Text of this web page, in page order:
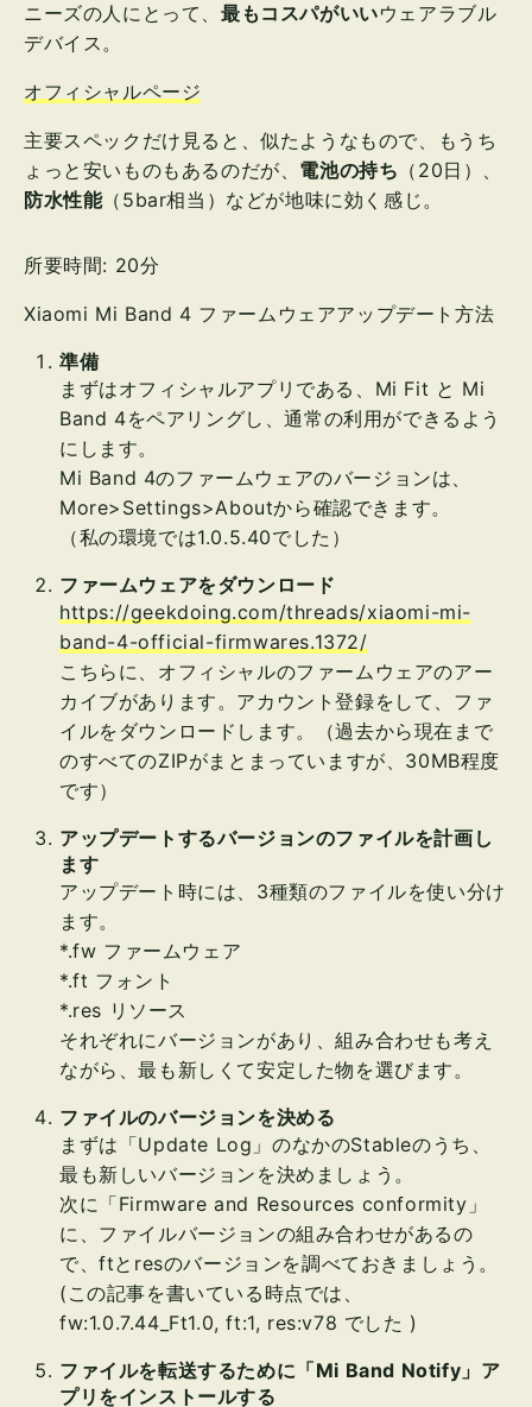
ニーズの人にとって、 最もコスパがいいウェアラブル
デバイス。
オフィシャルページ
主要スペックだけ見ると、似たようなもので、もうち
ょっと安いものもあるのだが、 電池の持ち （20日）、
防水性能（5bar相当）などが地味に効く感じ。
所要時間: 20分
Xiaomi Mi Band 4 ファームウェアアップデート方法
準備
まずはオフィシャルアプリである、Mi Fit と Mi
Band 4をペアリングし、通常の利用ができるよう
にします。
Mi Band 4のファームウェアのバージョンは、
More>Settings>Aboutから確認できます。
（私の環境では1.0.5.40でした）
ファームウェアをダウンロード
https://geekdoing.com/threads/xiaomi-mi-
band-4-official-firmwares.1372/
こちらに、オフィシャルのファームウェアのアー
カイブがあります。アカウント登録をして、ファ
イルをダウンロードします。（過去から現在まで
のすべてのZIPがまとまっていますが、30MB程度
です）
アップデートするバージョンのファイルを計画し
ます
アップデート時には、3種類のファイルを使い分け
ます。
*.fw ファームウェア
*.ft フォント
*.res リソース
それぞれにバージョンがあり、組み合わせも考え
ながら、最も新しくて安定した物を選びます。
ファイルのバージョンを決める
まずは「Update Log」のなかのStableのうち、
最も新しいバージョンを決めましょう。
次に「Firmware and Resources conformity」
に、ファイルバージョンの組み合わせがあるの
で、ftとresのバージョンを調べておきましょう。
(この記事を書いている時点では、
fw:1.0.7.44_Ft1.0, ft:1, res:v78 でした )
ファイルを転送するために「Mi Band Notify」ア
プリをインストールする